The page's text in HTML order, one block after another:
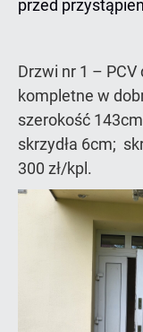
przed
Drzwi nr 1 –
kompletne w
szerokość
skrzydła 6cm;
300 zł/kpl.